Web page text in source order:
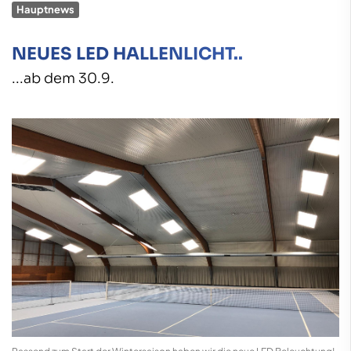
Hauptnews
NEUES LED HALLENLICHT..
...ab dem 30.9.